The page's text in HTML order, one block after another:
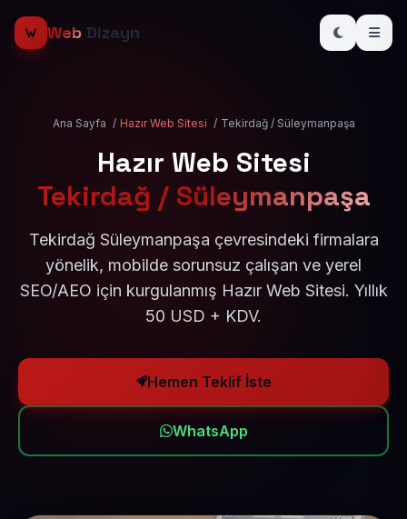
Web Dizayn
Ana Sayfa / Hazır Web Sitesi / Tekirdağ / Süleymanpaşa
Hazır Web Sitesi
Tekirdağ / Süleymanpaşa
Tekirdağ Süleymanpaşa çevresindeki firmalara
yönelik, mobilde sorunsuz çalışan ve yerel
SEO/AEO için kurgulanmış Hazır Web Sitesi. Yıllık
50 USD + KDV.
Hemen Teklif İste
WhatsApp